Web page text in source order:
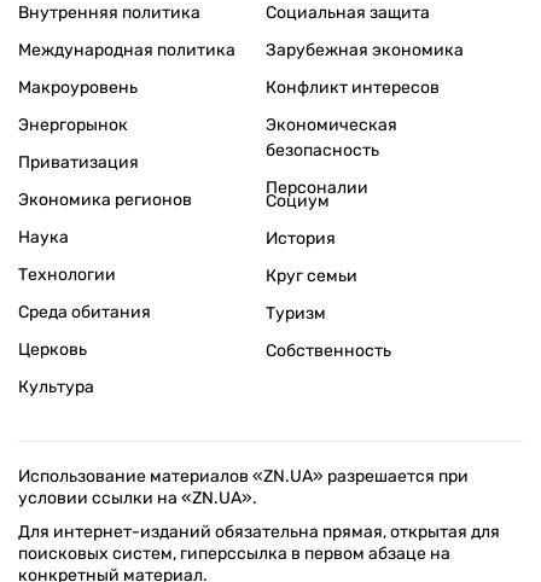
Внутренняя политика
Международная политика
Макроуровень
Энергорынок
Приватизация
Экономика регионов
Социальная защита
Зарубежная экономика
Конфликт интересов
Экономическая
безопасность
Персоналии
Наука
Технологии
Среда обитания
Церковь
Культура
Социум
История
Круг семьи
Туризм
Собственность
Использование материалов «ZN.UA» разрешается при
условии ссылки на «ZN.UA».
Для интернет-изданий обязательна прямая, открытая для
поисковых систем, гиперссылка в первом абзаце на
конкретный материал.